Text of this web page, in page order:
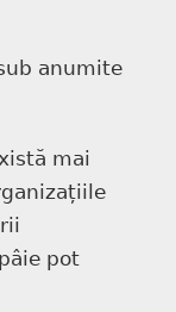
anumite
mai
pot